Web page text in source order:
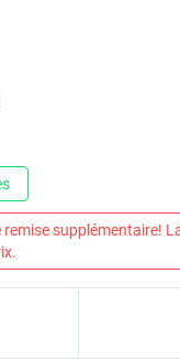
supplémentaire!